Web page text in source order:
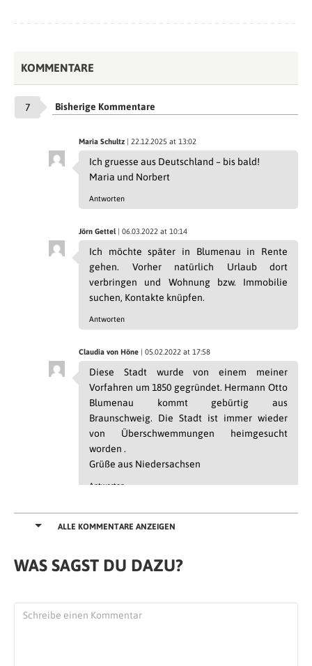
KOMMENTARE
7 Bisherige Kommentare
Maria Schultz | 22.12.2025 at 13:02
Ich gruesse aus Deutschland – bis bald!
Maria und Norbert
Antworten
Jörn Gettel | 06.03.2022 at 10:14
Ich möchte später in Blumenau in Rente
gehen. Vorher natürlich Urlaub dort
verbringen und Wohnung bzw. Immobilie
suchen, Kontakte knüpfen.
Antworten
Claudia von Höne | 05.02.2022 at 17:58
Diese Stadt wurde von einem meiner
Vorfahren um 1850 gegründet. Hermann Otto
Blumenau kommt gebürtig aus
Braunschweig. Die Stadt ist immer wieder
von Überschwemmungen heimgesucht
worden .
Grüße aus Niedersachsen
Antworten
Haben dort letztmalig 2019 gespielt.
Oberaudorf ? ) – vom Schmidl von da Lisi.
ALLE KOMMENTARE ANZEIGEN
WAS SAGST DU DAZU?